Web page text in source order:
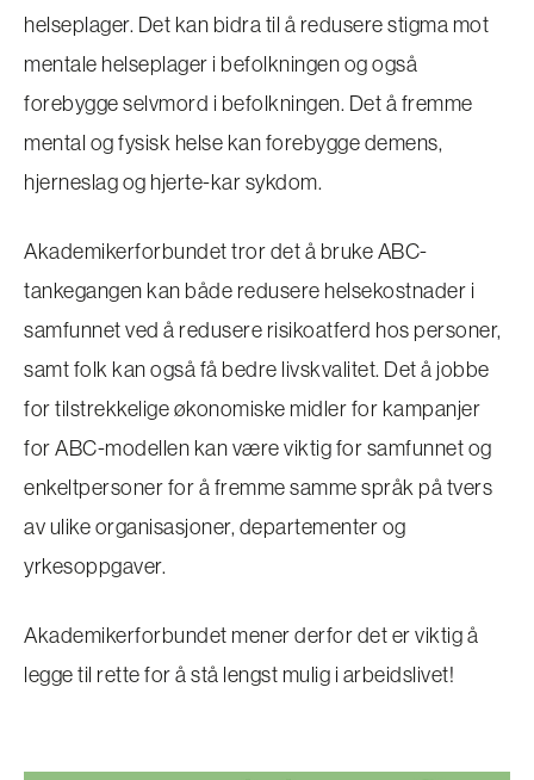
helseplager. Det kan bidra til å redusere stigma mot
mentale helseplager i befolkningen og også
forebygge selvmord i befolkningen. Det å fremme
mental og fysisk helse kan forebygge demens,
hjerneslag og hjerte-kar sykdom.
Akademikerforbundet tror det å bruke ABC-
tankegangen kan både redusere helsekostnader i
samfunnet ved å redusere risikoatferd hos personer,
samt folk kan også få bedre livskvalitet. Det å jobbe
for tilstrekkelige økonomiske midler for kampanjer
for ABC-modellen kan være viktig for samfunnet og
enkeltpersoner for å fremme samme språk på tvers
av ulike organisasjoner, departementer og
yrkesoppgaver.
Akademikerforbundet mener derfor det er viktig å
legge til rette for å stå lengst mulig i arbeidslivet!